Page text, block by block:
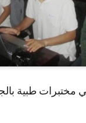
مختبرات طبية